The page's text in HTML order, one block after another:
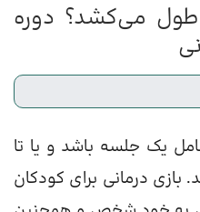
می‌کشد؟ دوره
یک جلسه باشد و یا تا
بازی درمانی برای کودکان